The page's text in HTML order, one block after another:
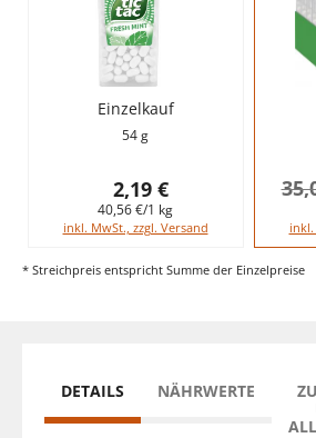
Einzelkauf
54 g
2,19 €
40,56 €/1 kg
inkl. MwSt., zzgl. Versand inkl.
* Streichpreis entspricht Summe der Einzelpreise
DETAILS NÄHRWERTE